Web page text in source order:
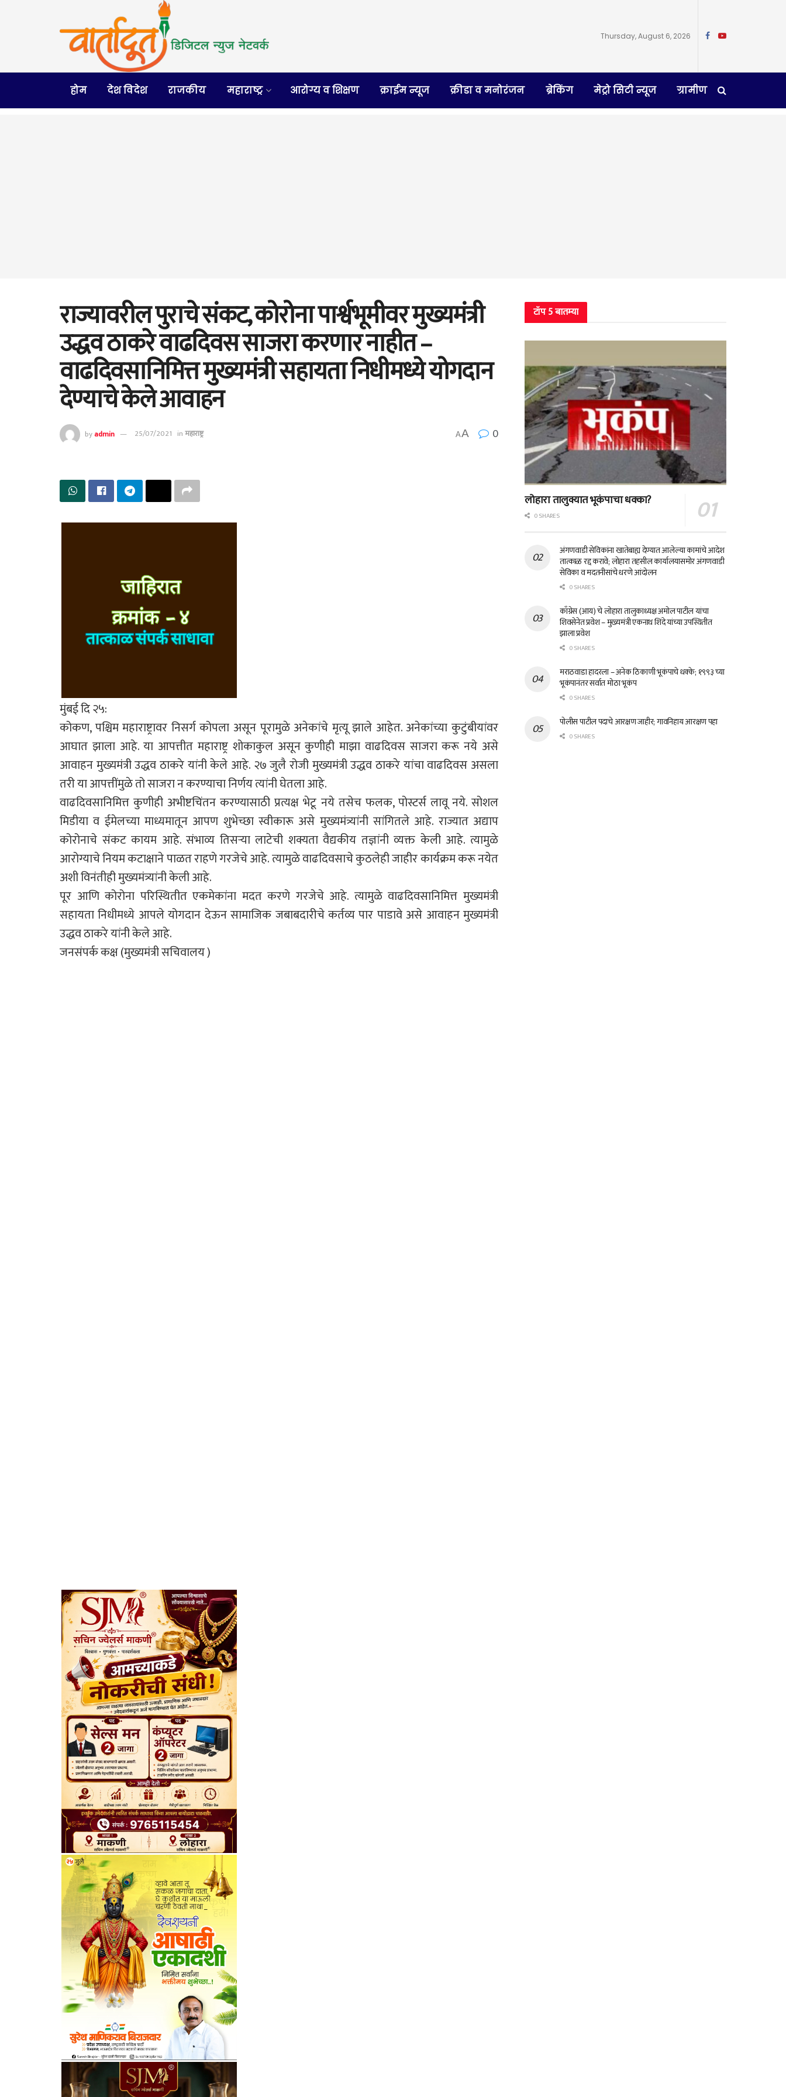
Thursday, August 6, 2026
होम देश विदेश राजकीय महाराष्ट्र आरोग्य व शिक्षण क्राईम न्यूज क्रीडा व मनोरंजन ब्रेकिंग मेट्रो सिटी न्यूज ग्रामीण
राज्यावरील पुराचे संकट, कोरोना पार्श्वभूमीवर मुख्यमंत्री
उद्धव ठाकरे वाढदिवस साजरा करणार नाहीत –
वाढदिवसानिमित्त मुख्यमंत्री सहायता निधीमध्ये योगदान
देण्याचे केले आवाहन
byadmin 25/07/2021 inमहाराष्ट्र AA 0
मुंबई दि २५:
कोकण, पश्चिम महाराष्ट्रावर निसर्ग कोपला असून पूरामुळे अनेकांचे मृत्यू झाले आहेत. अनेकांच्या कुटुंबीयांवर
आघात झाला आहे. या आपत्तीत महाराष्ट्र शोकाकुल असून कुणीही माझा वाढदिवस साजरा करू नये असे
आवाहन मुख्यमंत्री उद्धव ठाकरे यांनी केले आहे. २७ जुलै रोजी मुख्यमंत्री उद्धव ठाकरे यांचा वाढदिवस असला
तरी या आपत्तींमुळे तो साजरा न करण्याचा निर्णय त्यांनी घेतला आहे.
वाढदिवसानिमित्त कुणीही अभीष्टचिंतन करण्यासाठी प्रत्यक्ष भेटू नये तसेच फलक, पोस्टर्स लावू नये. सोशल
मिडीया व ईमेलच्या माध्यमातून आपण शुभेच्छा स्वीकारू असे मुख्यमंत्र्यांनी सांगितले आहे. राज्यात अद्याप
कोरोनाचे संकट कायम आहे. संभाव्य तिसऱ्या लाटेची शक्यता वैद्यकीय तज्ञांनी व्यक्त केली आहे. त्यामुळे
आरोग्याचे नियम कटाक्षाने पाळत राहणे गरजेचे आहे. त्यामुळे वाढदिवसाचे कुठलेही जाहीर कार्यक्रम करू नयेत
अशी विनंतीही मुख्यमंत्र्यांनी केली आहे.
पूर आणि कोरोना परिस्थितीत एकमेकांना मदत करणे गरजेचे आहे. त्यामुळे वाढदिवसानिमित्त मुख्यमंत्री
सहायता निधीमध्ये आपले योगदान देऊन सामाजिक जबाबदारीचे कर्तव्य पार पाडावे असे आवाहन मुख्यमंत्री
उद्धव ठाकरे यांनी केले आहे.
जनसंपर्क कक्ष (मुख्यमंत्री सचिवालय )
टॉप 5 बातम्या
लोहारा तालुक्यात भूकंपाचा धक्का?
0 SHARES
अंगणवाडी सेविकांना खातेबाह्य देण्यात आलेल्या कामांचे आदेश
तात्काळ रद्द करावे; लोहारा तहसील कार्यालयासमोर अंगणवाडी
सेविका व मदतनीसांचे धरणे आंदोलन
0 SHARES
काँग्रेस (आय) चे लोहारा तालुकाध्यक्ष अमोल पाटील यांचा
शिवसेनेत प्रवेश – मुख्यमंत्री एकनाथ शिंदे यांच्या उपस्थितीत
झाला प्रवेश
0 SHARES
मराठवाडा हादरला – अनेक ठिकाणी भूकंपाचे धक्के; १९९३ च्या
भूकंपानंतर सर्वात मोठा भूकंप
0 SHARES
पोलीस पाटील पदाचे आरक्षण जाहीर; गावनिहाय आरक्षण पहा
0 SHARES